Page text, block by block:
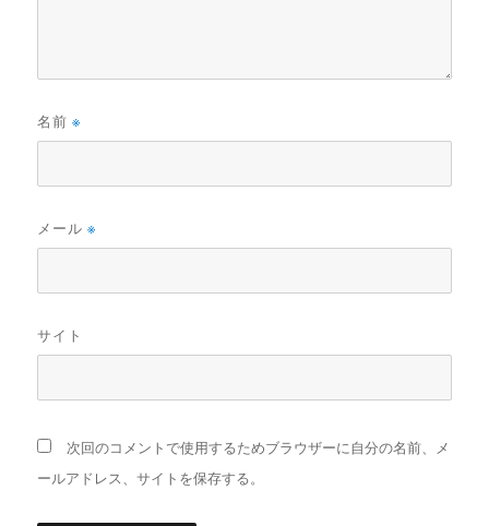
名前※
メール※
サイト
次回のコメントで使用するためブラウザーに自分の名前、メ
ールアドレス、サイトを保存する。